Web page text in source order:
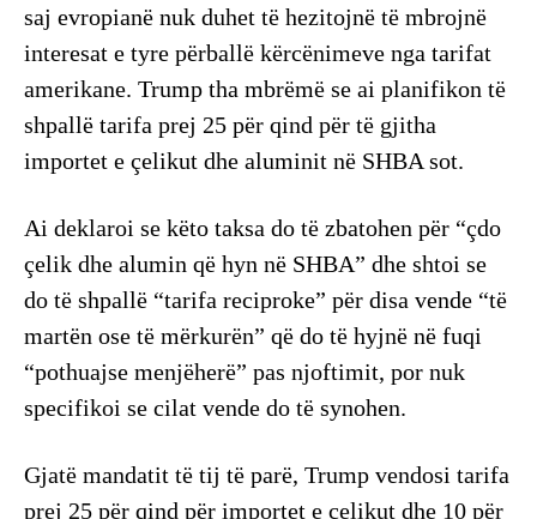
saj evropianë nuk duhet të hezitojnë të mbrojnë
interesat e tyre përballë kërcënimeve nga tarifat
amerikane. Trump tha mbrëmë se ai planifikon të
shpallë tarifa prej 25 për qind për të gjitha
importet e çelikut dhe aluminit në SHBA sot.
Ai deklaroi se këto taksa do të zbatohen për “çdo
çelik dhe alumin që hyn në SHBA” dhe shtoi se
do të shpallë “tarifa reciproke” për disa vende “të
martën ose të mërkurën” që do të hyjnë në fuqi
“pothuajse menjëherë” pas njoftimit, por nuk
specifikoi se cilat vende do të synohen.
Gjatë mandatit të tij të parë, Trump vendosi tarifa
prej 25 për qind për importet e çelikut dhe 10 për